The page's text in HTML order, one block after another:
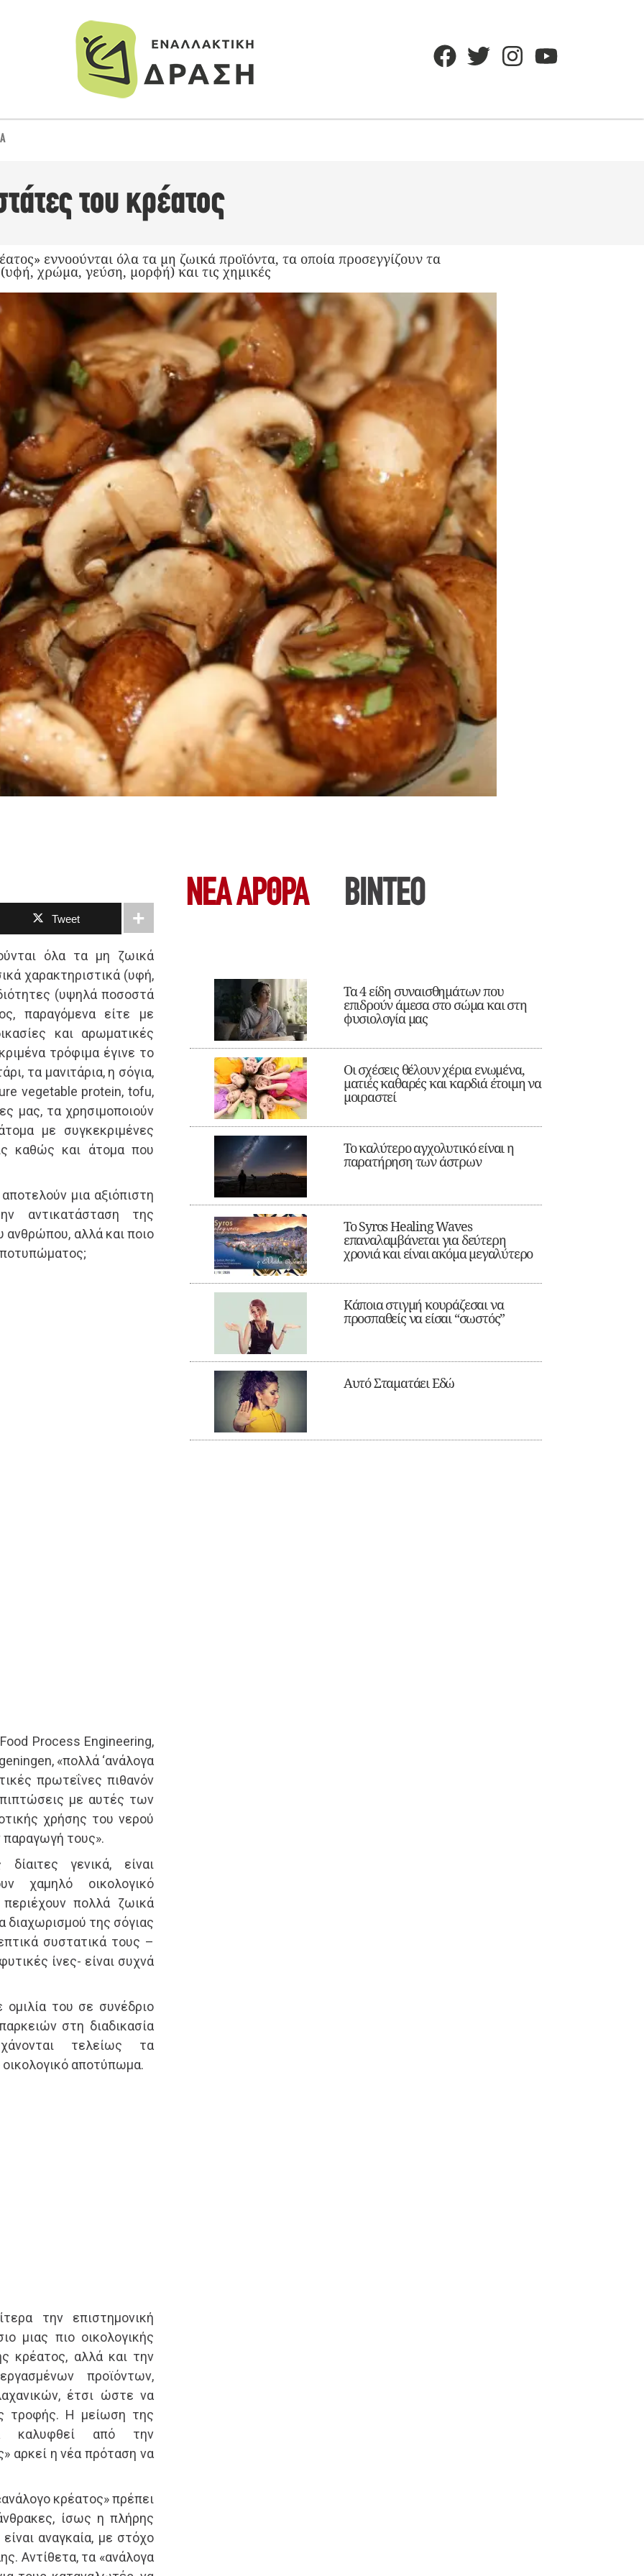
του κρέατος
εννοούνται όλα τα μη ζωικά προϊόντα, τα οποία προσεγγίζουν τα
χρώμα, γεύση, μορφή) και τις χημικές
Tweet
όλα τα μη ζωικά
χαρακτηριστικά (υφή,
(υψηλά ποσοστά
παραγόμενα είτε με
και αρωματικές
τρόφιμα έγινε το
τα μανιτάρια, η σόγια,
vegetable protein, tofu,
μας, τα χρησιμοποιούν
με συγκεκριμένες
καθώς και άτομα που
μια αξιόπιστη
αντικατάσταση της
αλλά και ποιο
Process Engineering,
«πολλά ‘ανάλογα
πρωτεΐνες πιθανόν
με αυτές των
χρήσης του νερού
παραγωγή τους».
γενικά, είναι
χαμηλό οικολογικό
πολλά ζωικά
διαχωρισμού της σόγιας
συστατικά τους –
ίνες- είναι συχνά
του σε συνέδριο
στη διαδικασία
τελείως τα
αποτύπωμα.
την επιστημονική
μιας πιο οικολογικής
κρέατος, αλλά και την
προϊόντων,
έτσι ώστε να
τροφής. Η μείωση της
καλυφθεί από την
αρκεί η νέα πρόταση να
κρέατος» πρέπει
ίσως η πλήρης
αναγκαία, με στόχο
Αντίθετα, τα «ανάλογα
ΝΕΑ ΆΡΘΡΑ ΒΙΝΤΕΟ
Τα 4 είδη συναισθημάτων που
επιδρούν άμεσα στο σώμα και στη
φυσιολογία μας
Οι σχέσεις θέλουν χέρια ενωμένα,
ματιές καθαρές και καρδιά έτοιμη να
μοιραστεί
Το καλύτερο αγχολυτικό είναι η
παρατήρηση των άστρων
Το Syros Healing Waves
επαναλαμβάνεται για δεύτερη
χρονιά και είναι ακόμα μεγαλύτερο
Κάποια στιγμή κουράζεσαι να
προσπαθείς να είσαι “σωστός”
Αυτό Σταματάει Εδώ